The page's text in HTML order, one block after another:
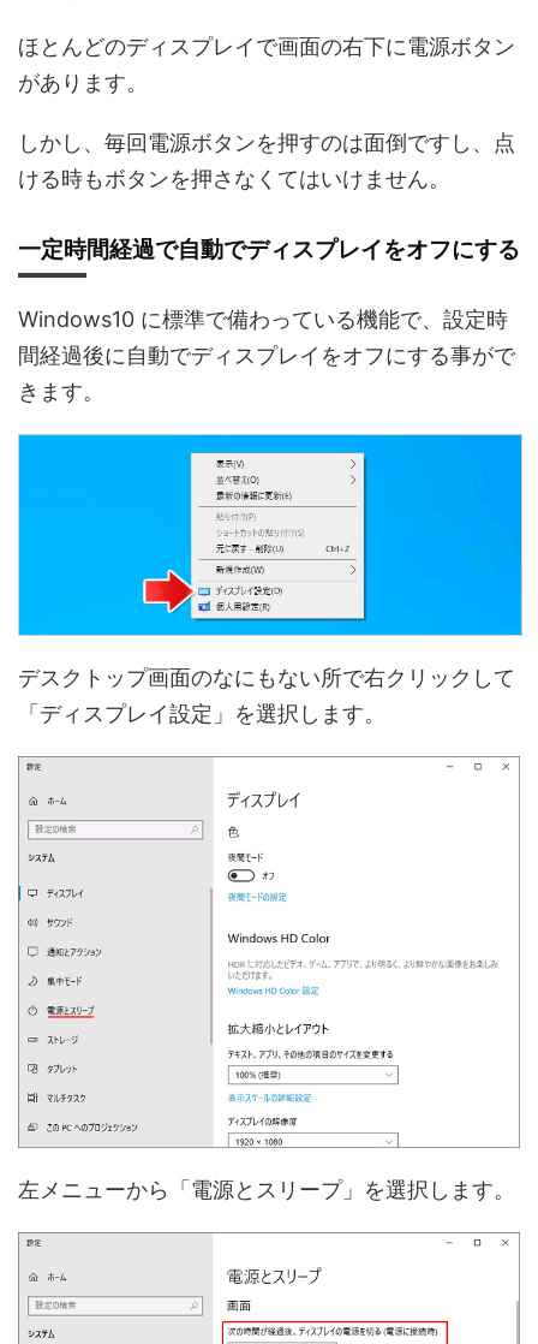
ほとんどのディスプレイで画面の右下に電源ボタン
があります。
しかし、毎回電源ボタンを押すのは面倒ですし、点
ける時もボタンを押さなくてはいけません。
一定時間経過で自動でディスプレイをオフにする
Windows10 に標準で備わっている機能で、設定時
間経過後に自動でディスプレイをオフにする事がで
きます。
デスクトップ画面のなにもない所で右クリックして
「ディスプレイ設定」を選択します。
左メニューから「電源とスリープ」を選択します。